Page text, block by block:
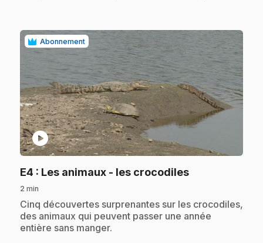
Abonnement
play_circle
E4 : Les animaux - les crocodiles.
2 min
.Cinq découvertes surprenantes sur les crocodiles,
des animaux qui peuvent passer une année
entière sans manger.